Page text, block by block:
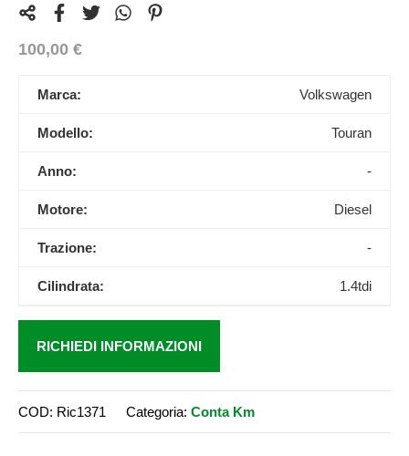
100,00 €
Marca: Volkswagen
Modello: Touran
Anno: -
Motore: Diesel
Trazione: -
Cilindrata: 1.4tdi
RICHIEDI INFORMAZIONI
COD: Ric1371 Categoria: Conta Km